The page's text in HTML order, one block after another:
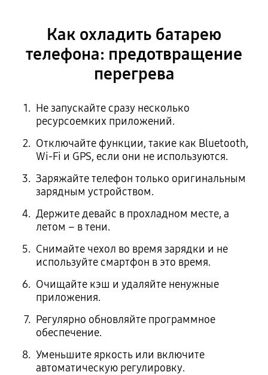
Как охладить батарею
телефона: предотвращение
перегрева
Не запускайте сразу несколько
ресурсоемких приложений.
Отключайте функции, такие как Bluetooth,
Wi-Fi и GPS, если они не используются.
Заряжайте телефон только оригинальным
зарядным устройством.
Держите девайс в прохладном месте, а
летом – в тени.
Снимайте чехол во время зарядки и не
используйте смартфон в это время.
Очищайте кэш и удаляйте ненужные
приложения.
Регулярно обновляйте программное
обеспечение.
Уменьшите яркость или включите
автоматическую регулировку.